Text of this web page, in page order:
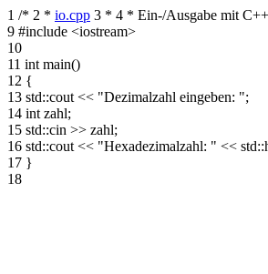
1 /* 2 * io.cpp 3 * 4 * Ein-/Ausgabe mit
9 #include <iostream>
10
11 int main()
12 {
13 std::cout << "Dezimalzahl eingeben: ";
14 int zahl;
15 std::cin >> zahl;
16 std::cout << "Hexadezimalzahl: " <<
17 }
18